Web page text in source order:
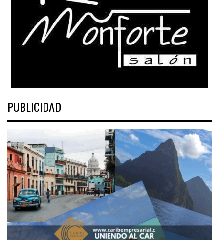
PUBLICIDAD